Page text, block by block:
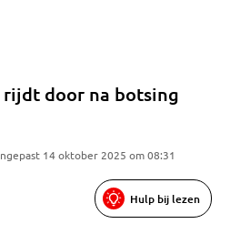
door na botsing
14 oktober 2025 om 08:31
Hulp bij lezen